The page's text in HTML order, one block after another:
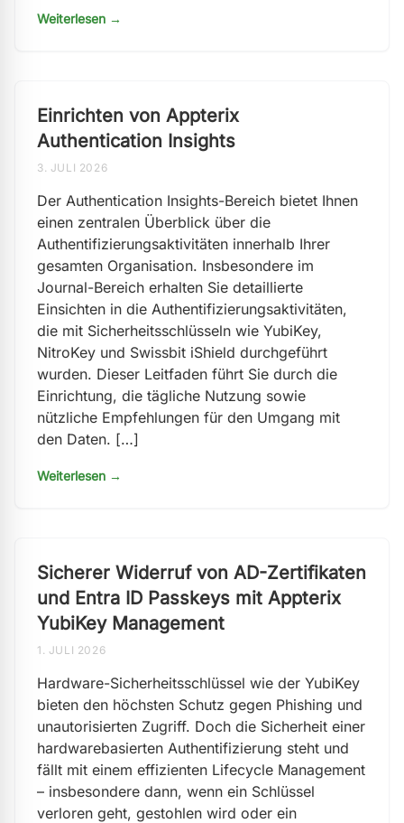
Weiterlesen →
Einrichten von Appterix
Authentication Insights
3. JULI 2026
Der Authentication Insights-Bereich bietet Ihnen
einen zentralen Überblick über die
Authentifizierungsaktivitäten innerhalb Ihrer
gesamten Organisation. Insbesondere im
Journal-Bereich erhalten Sie detaillierte
Einsichten in die Authentifizierungsaktivitäten,
die mit Sicherheitsschlüsseln wie YubiKey,
NitroKey und Swissbit iShield durchgeführt
wurden. Dieser Leitfaden führt Sie durch die
Einrichtung, die tägliche Nutzung sowie
nützliche Empfehlungen für den Umgang mit
den Daten. […]
Weiterlesen →
Sicherer Widerruf von AD-Zertifikaten
und Entra ID Passkeys mit Appterix
YubiKey Management
1. JULI 2026
Hardware-Sicherheitsschlüssel wie der YubiKey
bieten den höchsten Schutz gegen Phishing und
unautorisierten Zugriff. Doch die Sicherheit einer
hardwarebasierten Authentifizierung steht und
fällt mit einem effizienten Lifecycle Management
– insbesondere dann, wenn ein Schlüssel
verloren geht, gestohlen wird oder ein